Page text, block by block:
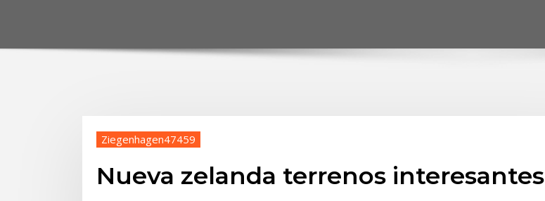
Ziegenhagen47459
Nueva zelanda terrenos interesantes